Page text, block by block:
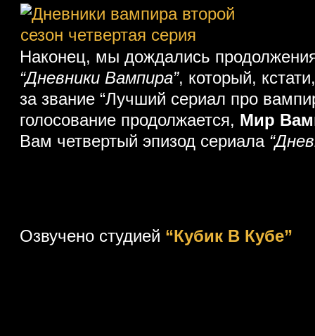
Наконец, мы дождались
“Дневники Вампира”, который,
за звание “Лучший сериал про
голосование продолжается, Мир
Вам четвертый эпизод сериала
Озвучено студией “Кубик В Кубе”